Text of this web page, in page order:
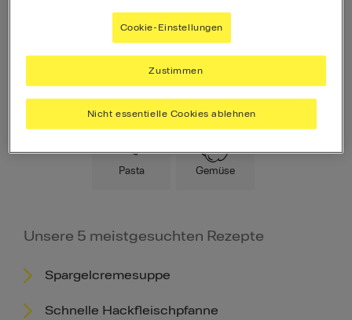
Hauptspeise Fleisch Low Carb
Pasta Gemüse
Unsere 5 meistgesuchten Rezepte
Spargelcremesuppe
Schnelle Hackfleischpfanne
Cookie-Einstellungen
Nicht essentielle Cookies ablehnen
Zustimmen